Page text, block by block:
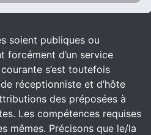
soient publiques ou
forcément d’un service
s’est toutefois
réceptionniste et d’hôte
des préposées à
Les compétences requises
mêmes. Précisons que le/la